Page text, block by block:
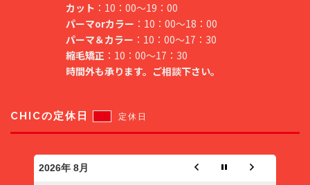
カット ：10：00～19：00
パーマorカラー ：10：00～18：00
パーマ＆カラー ：10：00～17：30
縮毛矯正 ：10：00～17：30
時間外も承ります。ご相談下さい。
CHICの定休日 定休日
2026年 8月